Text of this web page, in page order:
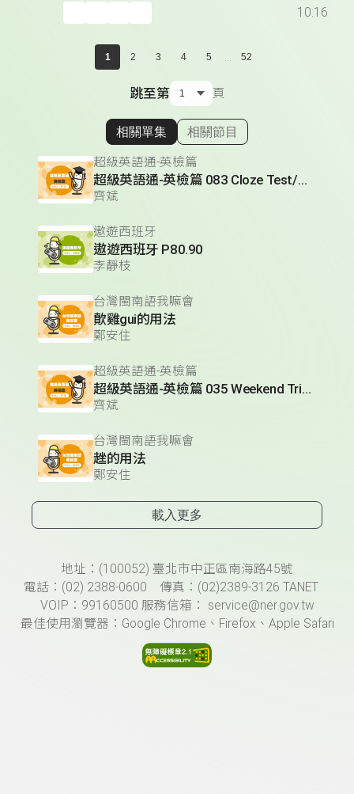
10:16
1 2 3 4 5 ... 52
跳至第 頁
顯示相關單集
相關單集 相關節目
超級英語通-英檢篇
超級英語通-英檢篇 083 Cloze Test/段落填空-13
齊斌
遨遊西班牙
遨遊西班牙 P80.90
李靜枝
台灣閩南語我嘛會
歕雞gui的用法
鄭安住
超級英語通-英檢篇
超級英語通-英檢篇 035 Weekend Trip- 週末旅遊
齊斌
台灣閩南語我嘛會
趖的用法
鄭安住
載入更多
頁尾資訊地址：(100052) 臺北市中正區南海路45號
電話：(02) 2388-0600 傳真：(02)2389-3126 TANET
VOIP：99160500 服務信箱： service@ner.gov.tw
最佳使用瀏覽器：Google Chrome、Firefox、Apple Safari